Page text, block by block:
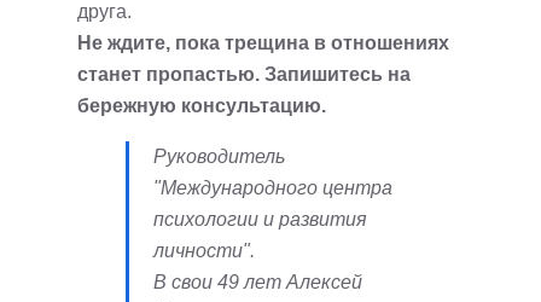
друга.
Не ждите, пока трещина в отношениях
станет пропастью. Запишитесь на
бережную консультацию.
Руководитель
"Международного центра
психологии и развития
личности".
В свои 49 лет Алексей